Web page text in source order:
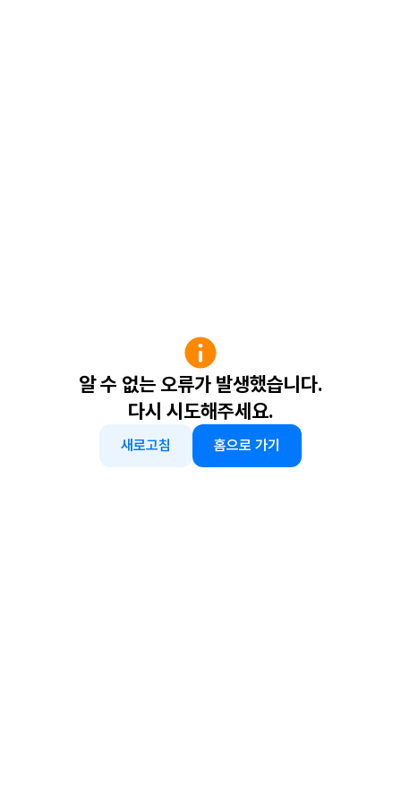
알 수 없는 오류가 발생했습니다.
다시 시도해주세요.
새로고침 홈으로 가기